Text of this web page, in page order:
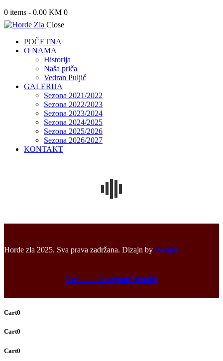
0 items - 0.00 KM 0
Close
POČETNA
O NAMA
Historija
Naša priča
Vedran Puljić
GALERIJA
Sezona 2021/2022
Sezona 2022/2023
Sezona 2023/2024
Sezona 2024/2025
Sezona 2025/2026
Sezona 2026/2027
KONTAKT
Horde zla 2025. Sva prava zadržana. Dizajn by Wemus
Facebook InstagramYoutube
Cart0
Cart0
Cart0